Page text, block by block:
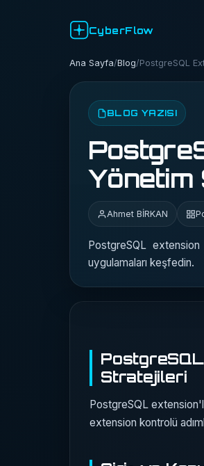
CyberFlow
Ana Sayfa/Blog/PostgreSQL
BLOG YAZISI
Ahmet BİRKAN
PostgreSQL
uygulamaları keşfedin.
Stratejileri
PostgreSQL
extension kontrolü